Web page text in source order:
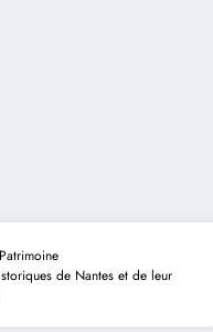
de Nantes et de leur